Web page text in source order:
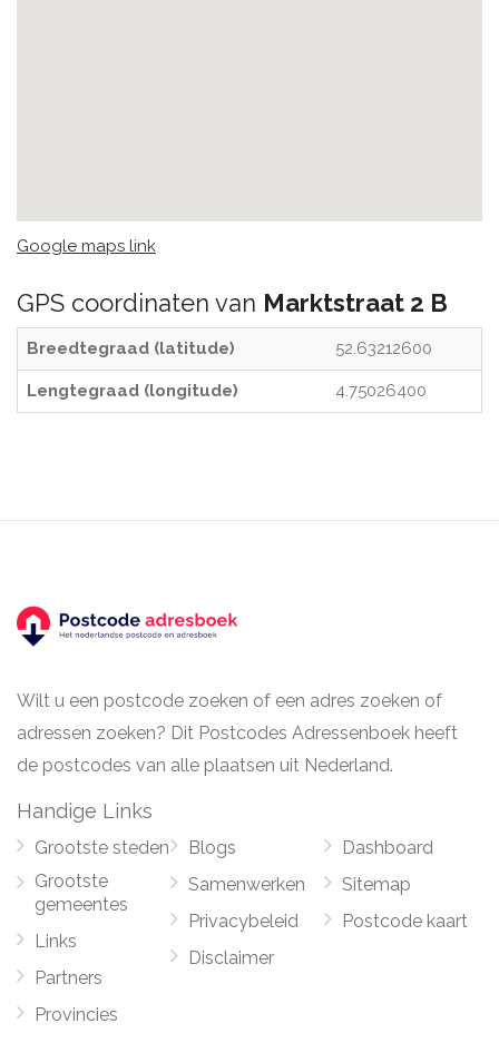
Google maps link
GPS coordinaten van Marktstraat 2 B
Breedtegraad (latitude) 52.63212600
Lengtegraad (longitude) 4.75026400
Wilt u een postcode zoeken of een adres zoeken of
adressen zoeken? Dit Postcodes Adressenboek heeft
de postcodes van alle plaatsen uit Nederland.
Handige Links
Grootste steden
Grootste
gemeentes
Links
Partners
Provincies
Blogs
Samenwerken
Privacybeleid
Disclaimer
Dashboard
Sitemap
Postcode kaart